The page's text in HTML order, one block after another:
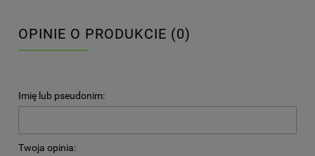
OPINIE O PRODUKCIE (0)
Imię lub pseudonim:
Twoja opinia: